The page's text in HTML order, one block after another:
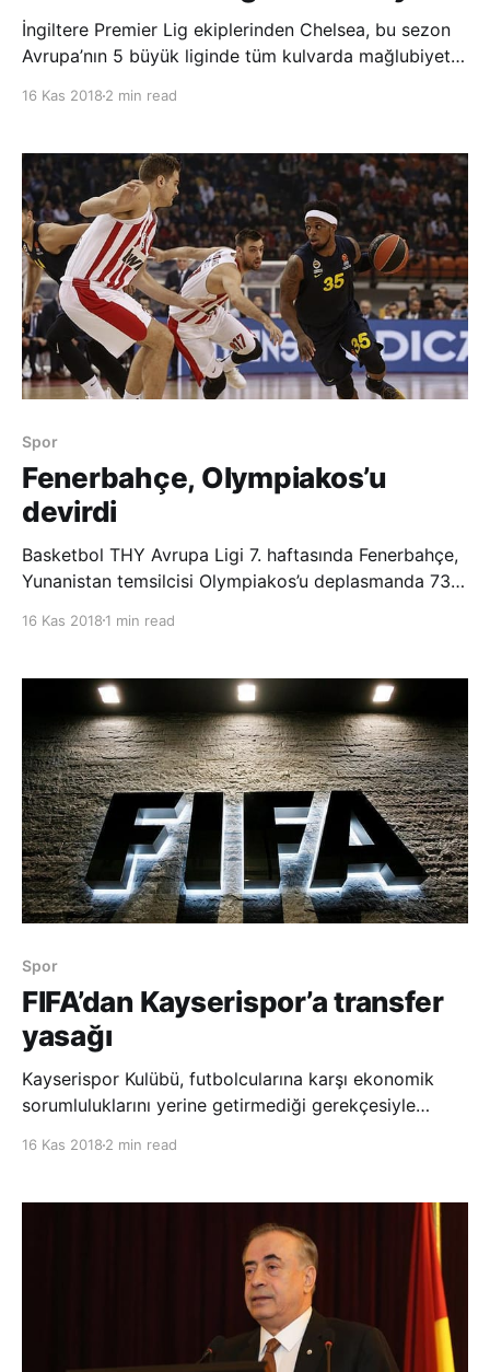
İngiltere Premier Lig ekiplerinden Chelsea, bu sezon
Avrupa’nın 5 büyük liginde tüm kulvarda mağlubiyet
kulvarında yoluna yenilgisiz dev
16 Kas 2018 2 min read
Spor
Fenerbahçe, Olympiakos’u
devirdi
Basketbol THY Avrupa Ligi 7. haftasında Fenerbahçe,
Yunanistan temsilcisi Olympiakos’u deplasmanda 73-
elde etti. Olympiakos ise 4. kez yenildi. Karşılaşmaya
Maçın 2. çeyreği çekişmeli
16 Kas 2018 1 min read
Spor
FIFA’dan Kayserispor’a transfer
yasağı
Kayserispor Kulübü, futbolcularına karşı ekonomik
sorumluluklarını yerine getirmediği gerekçesiyle
16 Kas 2018 2 min read